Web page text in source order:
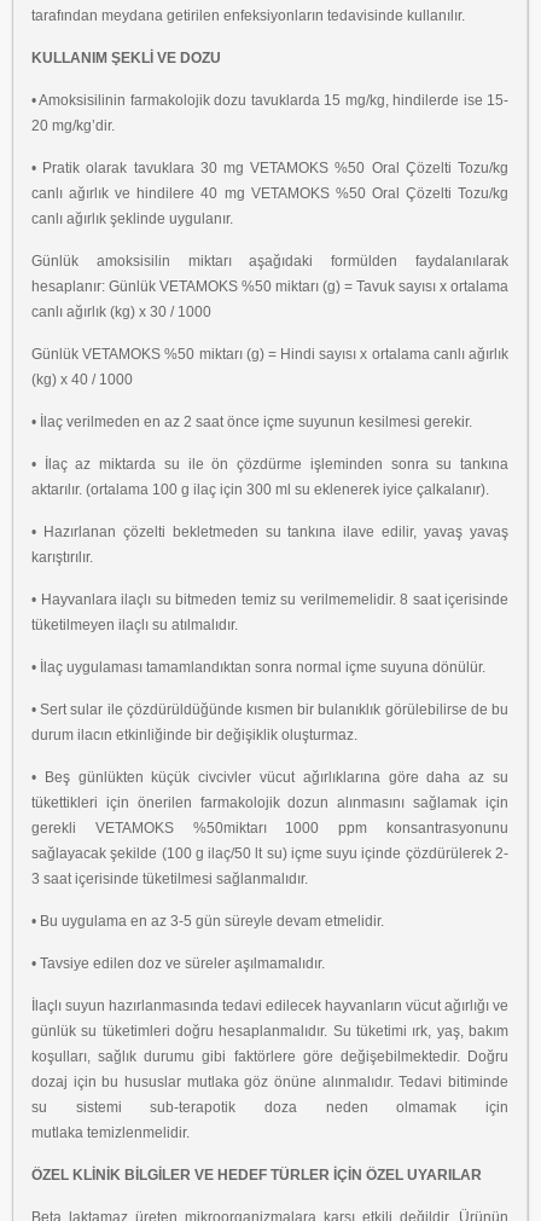
tarafından meydana getirilen enfeksiyonların tedavisinde kullanılır.
KULLANIM ŞEKLİ VE DOZU
• Amoksisilinin farmakolojik dozu tavuklarda 15 mg/kg, hindilerde ise 15-
20 mg/kg’dir.
• Pratik olarak tavuklara 30 mg VETAMOKS %50 Oral Çözelti Tozu/kg
canlı ağırlık ve hindilere 40 mg VETAMOKS %50 Oral Çözelti Tozu/kg
canlı ağırlık şeklinde uygulanır.
Günlük amoksisilin miktarı aşağıdaki formülden faydalanılarak
hesaplanır: Günlük VETAMOKS %50 miktarı (g) = Tavuk sayısı x ortalama
canlı ağırlık (kg) x 30 /1000
Günlük VETAMOKS %50 miktarı (g) = Hindi sayısı x ortalama canlı ağırlık
(kg) x 40 /1000
• İlaç verilmeden en az 2 saat önce içme suyunun kesilmesi gerekir.
• İlaç az miktarda su ile ön çözdürme işleminden sonra su tankına
aktarılır. (ortalama 100 g ilaç için 300 ml su eklenerek iyice çalkalanır).
• Hazırlanan çözelti bekletmeden su tankına ilave edilir, yavaş yavaş
karıştırılır.
• Hayvanlara ilaçlı su bitmeden temiz su verilmemelidir. 8 saat içerisinde
tüketilmeyen ilaçlı su atılmalıdır.
• İlaç uygulaması tamamlandıktan sonra normal içme suyuna dönülür.
• Sert sular ile çözdürüldüğünde kısmen bir bulanıklık görülebilirse de bu
durum ilacın etkinliğinde bir değişiklik oluşturmaz.
• Beş günlükten küçük civcivler vücut ağırlıklarına göre daha az su
tükettikleri için önerilen farmakolojik dozun alınmasını sağlamak için
gerekli VETAMOKS %50miktarı 1000 ppm konsantrasyonunu
sağlayacak şekilde (100 g ilaç/50 lt su) içmesuyu içinde çözdürülerek 2-
3 saat içerisinde tüketilmesi sağlanmalıdır.
• Bu uygulama en az 3-5 gün süreyle devam etmelidir.
• Tavsiye edilen doz ve süreler aşılmamalıdır.
İlaçlı suyun hazırlanmasında tedavi edilecek hayvanların vücut ağırlığı ve
günlük su tüketimleri doğru hesaplanmalıdır. Su tüketimi ırk, yaş, bakım
koşulları, sağlık durumu gibi faktörlere göre değişebilmektedir. Doğru
dozaj için bu hususlar mutlaka göz önüne alınmalıdır. Tedavi bitiminde
su sistemi sub-terapotik doza neden olmamak için
mutlaka temizlenmelidir.
ÖZEL KLİNİK BİLGİLER VE HEDEF TÜRLER İÇİN ÖZEL UYARILAR
Beta laktamaz üreten mikroorganizmalara karşı etkili değildir. Ürünün